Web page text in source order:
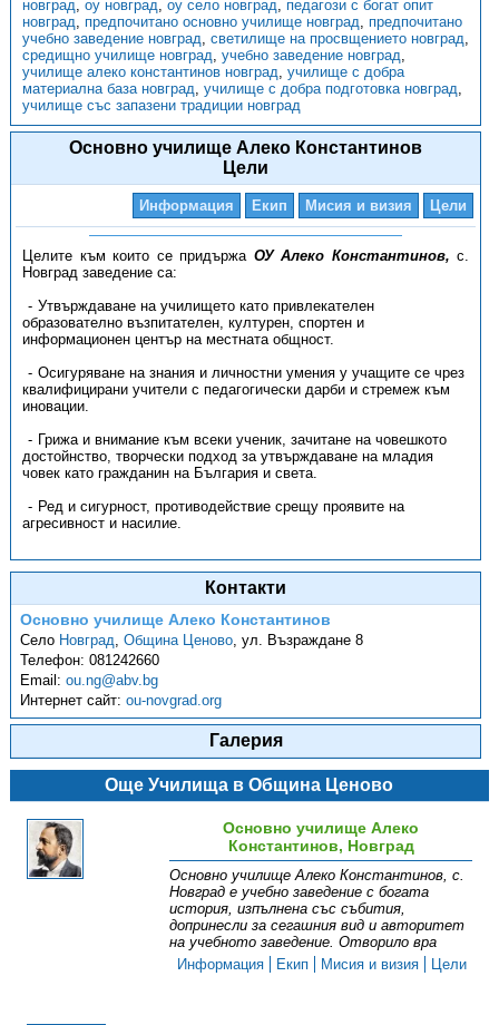
новград, оу новград, оу село новград, педагози с богат опит
новград, предпочитано основно училище новград, предпочитано
учебно заведение новград, светилище на просвщението новград,
средищно училище новград, учебно заведение новград,
училище алеко константинов новград, училище с добра
материална база новград, училище с добра подготовка новград,
училище със запазени традиции новград
Основно училище Алеко Константинов
Цели
Информация Екип Мисия и визия Цели
Целите към които се придържаОУ Алеко Константинов, с.
Новград заведение са:
Утвърждаване на училището като привлекателен
образователно възпитателен, културен, спортен и
информационен център на местната общност.
Осигуряване на знания и личностни умения у учащите се чрез
квалифицирани учители с педагогически дарби и стремеж към
иновации.
Грижа и внимание към всеки ученик, зачитане на човешкото
достойнство, творчески подход за утвърждаване на младия
човек като гражданин на България и света.
Ред и сигурност, противодействие срещу проявите на
агресивност и насилие.
Контакти
Основно училище Алеко Константинов
Село Новград,Община Ценово,ул. Възраждане 8
Телефон:081242660
Email:ou.ng@abv.bg
Интернет сайт:ou-novgrad.org
Галерия
Още Училища в Община Ценово
Основно училище Алеко
Константинов, Новград
Основно училище Алеко Константинов, с.
Новград е учебно заведение с богата
история, изпълнена със събития,
допринесли за сегашния вид и авторитет
на учебното заведение. Отворило вра
Информация
Екип Мисия и визия Цели